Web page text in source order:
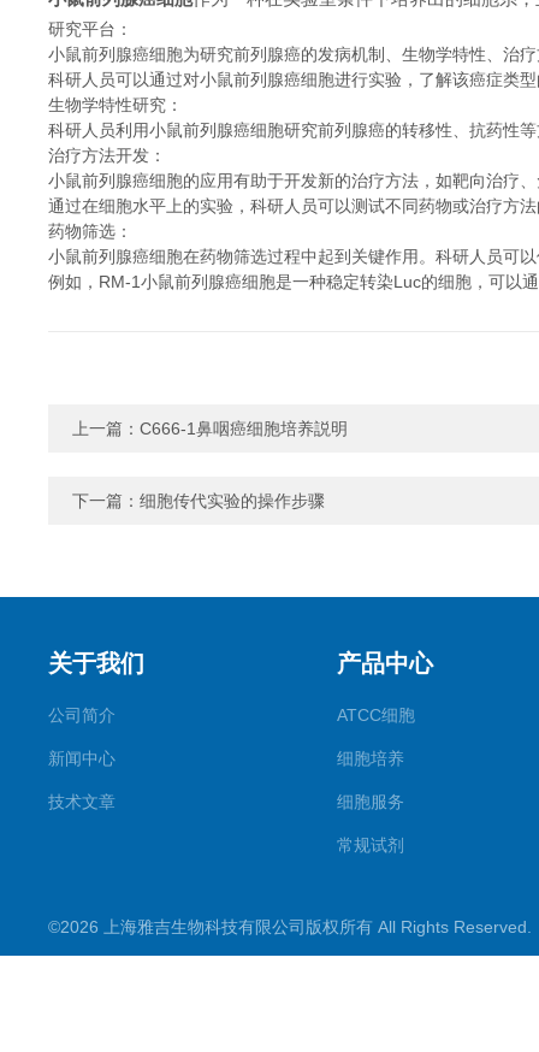
研究平台：
小鼠前列腺癌细胞为研究前列腺癌的发病机制、生物学特性、治
科研人员可以通过对小鼠前列腺癌细胞进行实验，了解该癌症类
生物学特性研究：
科研人员利用小鼠前列腺癌细胞研究前列腺癌的转移性、抗药性
治疗方法开发：
小鼠前列腺癌细胞的应用有助于开发新的治疗方法，如靶向治疗
通过在细胞水平上的实验，科研人员可以测试不同药物或治疗方
药物筛选：
小鼠前列腺癌细胞在药物筛选过程中起到关键作用。科研人员可
例如，RM-1小鼠前列腺癌细胞是一种稳定转染Luc的细胞，可以
上一篇： C666-1鼻咽癌细胞培养説明
下一篇： 细胞传代实验的操作步骤
关于我们
公司简介
新闻中心
技术文章
产品中心
ATCC细胞
细胞培养
细胞服务
常规试剂
PCR试剂盒
©2026 上海雅吉生物科技有限公司版权所有 All Rights